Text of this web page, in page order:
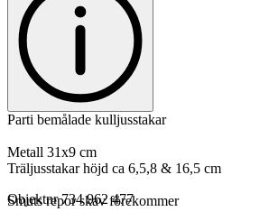
Parti bemålade kulljusstakar
Metall 31x9 cm
Träljusstakar höjd ca 6,5,8 & 16,5 cm
Smuts repor skav förekommer
Objektnr 734 962 477